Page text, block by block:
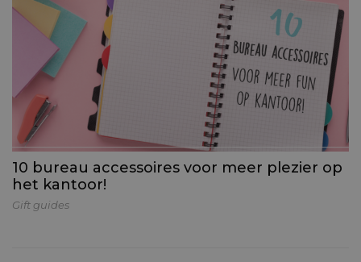
10 bureau accessoires voor meer plezier op
het kantoor!
Gift guides